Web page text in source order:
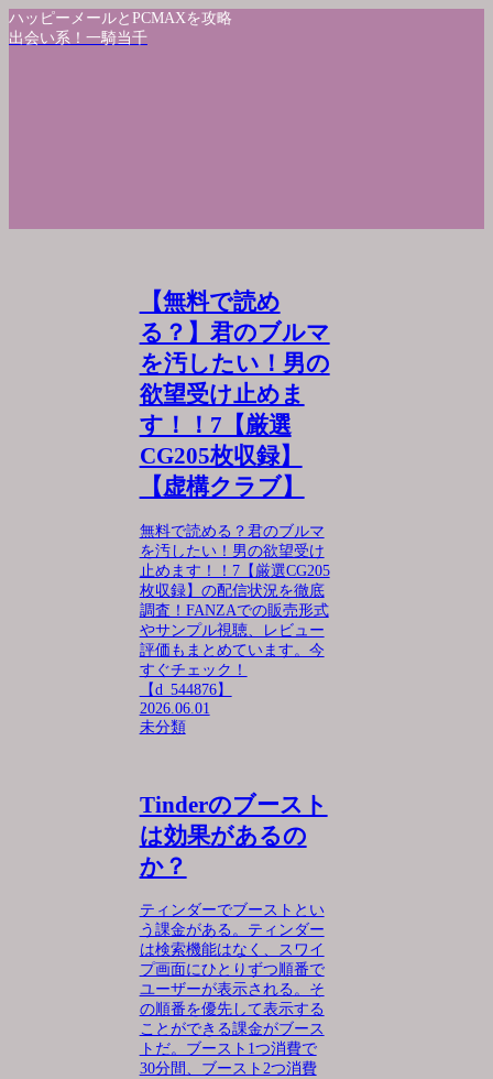
ハッピーメールとPCMAXを攻略
出会い系！一騎当千
【無料で読め
る？】君のブルマ
を汚したい！男の
欲望受け止めま
す！！7【厳選
CG205枚収録】
【虚構クラブ】
無料で読める？君のブルマ
を汚したい！男の欲望受け
止めます！！7【厳選CG205
枚収録】の配信状況を徹底
調査！FANZAでの販売形式
やサンプル視聴、レビュー
評価もまとめています。今
すぐチェック！
【d_544876】
2026.06.01
未分類
Tinderのブースト
は効果があるの
か？
ティンダーでブーストとい
う課金がある。ティンダー
は検索機能はなく、スワイ
プ画面にひとりずつ順番で
ユーザーが表示される。そ
の順番を優先して表示する
ことができる課金がブース
トだ。ブースト1つ消費で
30分間、ブースト2つ消費